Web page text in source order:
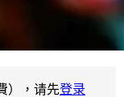
），请先登录